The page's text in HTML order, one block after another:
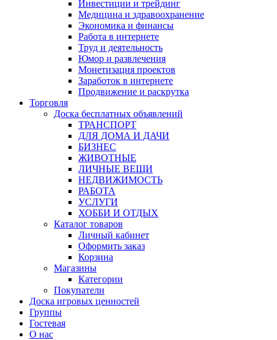
Инвестиции и трейдинг
Медицина и здравоохранение
Экономика и финансы
Работа в интернете
Труд и деятельность
Юмор и развлечения
Монетизация проектов
Заработок в интернете
Продвижение и раскрутка
Торговля
Доска бесплатных объявлений
ТРАНСПОРТ
ДЛЯ ДОМА И ДАЧИ
БИЗНЕС
ЖИВОТНЫЕ
ЛИЧНЫЕ ВЕЩИ
НЕДВИЖИМОСТЬ
РАБОТА
УСЛУГИ
ХОББИ И ОТДЫХ
Каталог товаров
Личный кабинет
Оформить заказ
Корзина
Магазины
Категории
Покупатели
Доска игровых ценностей
Группы
Гостевая
О нас